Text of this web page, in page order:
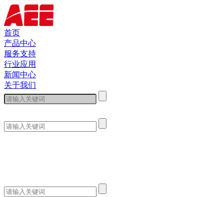
首页
产品中心
服务支持
行业应用
新闻中心
关于我们